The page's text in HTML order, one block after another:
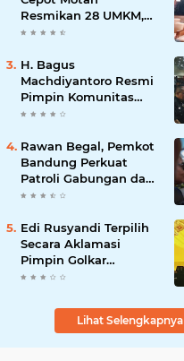
Resmikan 28 UMKM,
Siap Gelar Festival
Jalan Braga
H. Bagus
Machdiyantoro Resmi
Pimpin Komunitas
BBC Periode 2026–
Solidaritas dan
Hadirkan Program
Nyata untuk
Masyarakat
Rawan Begal, Pemkot
Bandung Perkuat
Patroli Gabungan dan
Pengawasan Digital
Edi Rusyandi Terpilih
Secara Aklamasi
Pimpin Golkar
Bandung Barat,
Kepemimpinan
Harmonis "TurunLihat Selengkapnya